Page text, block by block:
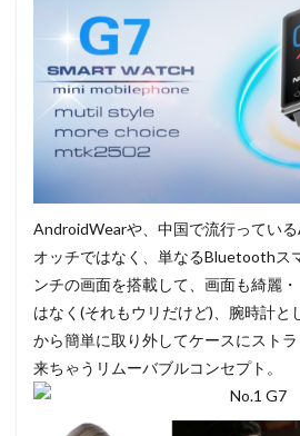
AndroidWearや、中国で流行ってい
オッチではなく、単なるBluetoothス
ンチの画面を搭載して、画面も綺麗
はなく(それもウリだけど)、腕時計と
から簡単に取り外してケースにスト
来ちゃうリムーバブルコンセプト。